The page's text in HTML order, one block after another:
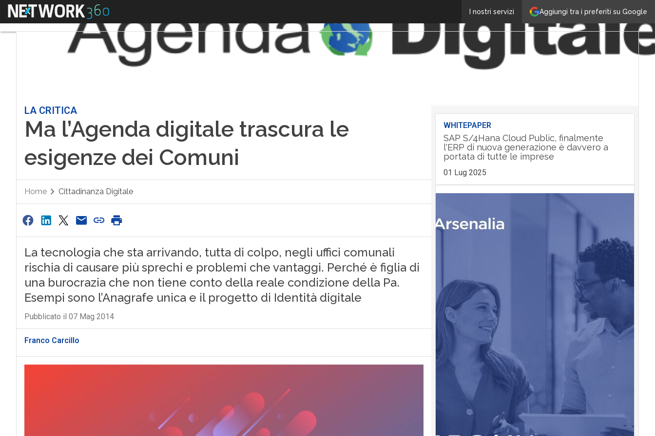
Aggiungi tra i preferiti su Google
I nostri servizi
Menu
LA CRITICA
Ma l’Agenda digitale trascura le
esigenze dei Comuni
Home Cittadinanza Digitale
La tecnologia che sta arrivando, tutta di colpo, negli uffici comunali
rischia di causare più sprechi e problemi che vantaggi. Perché è figlia di
una burocrazia che non tiene conto della reale condizione della Pa.
Esempi sono l’Anagrafe unica e il progetto di Identità digitale
Pubblicato il 07 Mag 2014
Franco Carcillo
WHITEPAPER
SAP S/4Hana Cloud Public, finalmente
l'ERP di nuova generazione è davvero a
portata di tutte le imprese
01 Lug 2025